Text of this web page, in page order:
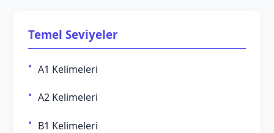
Temel Seviyeler
A1 Kelimeleri
A2 Kelimeleri
B1 Kelimeleri